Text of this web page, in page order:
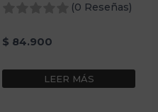
(0 Reseñas)
$ 84.900
LEER MÁS